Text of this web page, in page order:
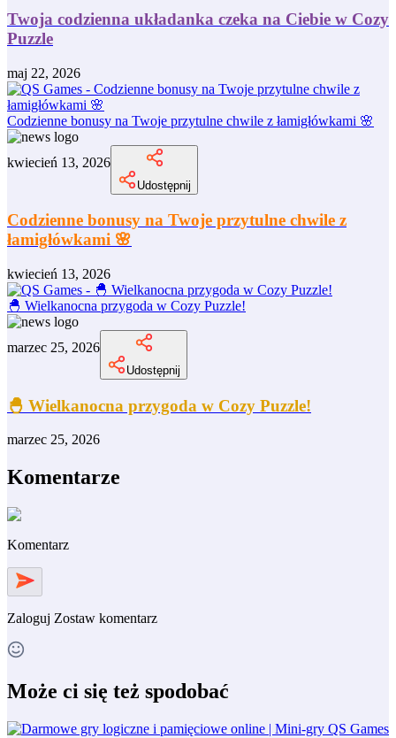
Twoja codzienna układanka czeka na Ciebie w Cozy
Puzzle
maj 22, 2026
Codzienne bonusy na Twoje przytulne chwile z łamigłówkami 🌸
kwiecień 13, 2026
Udostępnij
Codzienne bonusy na Twoje przytulne chwile z
łamigłówkami 🌸
kwiecień 13, 2026
🐣 Wielkanocna przygoda w Cozy Puzzle!
marzec 25, 2026
Udostępnij
🐣 Wielkanocna przygoda w Cozy Puzzle!
marzec 25, 2026
Komentarze
Komentarz
Zaloguj Zostaw komentarz
Może ci się też spodobać